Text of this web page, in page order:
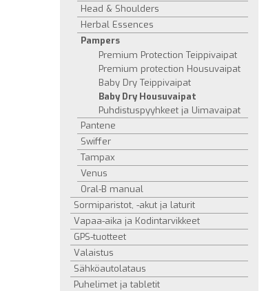
Head & Shoulders
Herbal Essences
Pampers
Premium Protection Teippivaipat
Premium protection Housuvaipat
Baby Dry Teippivaipat
Baby Dry Housuvaipat
Puhdistuspyyhkeet ja Uimavaipat
Pantene
Swiffer
Tampax
Venus
Oral-B manual
Sormiparistot, -akut ja laturit
Vapaa-aika ja Kodintarvikkeet
GPS-tuotteet
Valaistus
Sähköautolataus
Puhelimet ja tabletit